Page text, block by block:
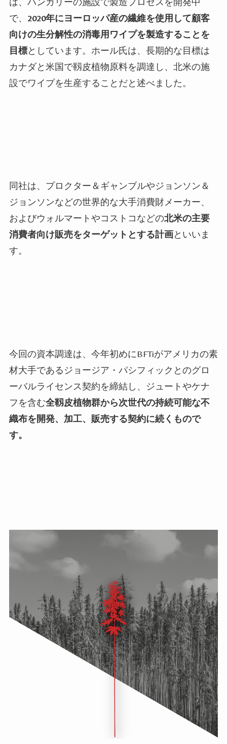
で、 2020年にヨーロッパ産の繊維を使用して顧客
向けの生分解性の消毒用ワイプを製造することを
目標としています。ホール氏は、長期的な目標は
カナダと米国で靱皮植物原料を調達し、北米の施
設でワイプを生産することだと述べました。
同社は、プロクター＆ギャンブルやジョンソン＆
ジョンソンなどの世界的な大手消費財メーカー、
およびウォルマートやコストコなどの北米の主要
消費者向け販売をターゲットとする計画といいま
す。
今回の資本調達は、今年初めにBFTiがアメリカの素
材大手であるジョージア・パシフィックとのグロ
ーバルライセンス契約を締結し、ジュートやケナ
フを含む全靱皮植物群から次世代の持続可能な不
織布を開発、加工、販売する契約に続くもので
す。